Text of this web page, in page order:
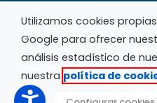
Copyright © 2023 Electro
Utilizamos cookies
Google para ofrecer
análisis estadístico de
nuestra política de